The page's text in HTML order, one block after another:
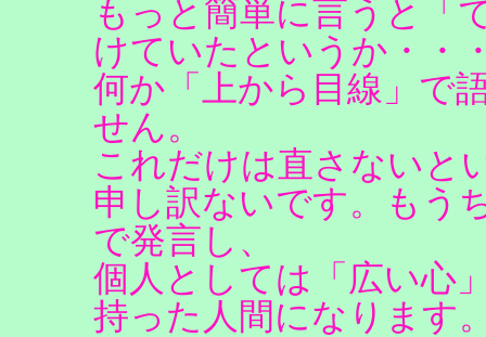
もっと簡単に言うと「
けていたというか・・
何か「上から目線」で
せん。
これだけは直さないと
申し訳ないです。もう
で発言し、
個人としては「広い心
持った人間になります